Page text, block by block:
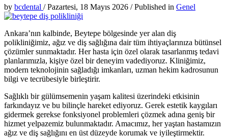
by bcdental /Pazartesi, 18 Mayıs 2026 /Published in Genel
Ankara’nın kalbinde, Beytepe bölgesinde yer alan diş
polikliniğimiz, ağız ve diş sağlığına dair tüm ihtiyaçlarınıza bütünsel
çözümler sunmaktadır. Her hasta için özel olarak tasarlanmış tedavi
planlarımızla, kişiye özel bir deneyim vadediyoruz. Kliniğimiz,
modern teknolojinin sağladığı imkanları, uzman hekim kadrosunun
bilgi ve tecrübesiyle birleştirir.
Sağlıklı bir gülümsemenin yaşam kalitesi üzerindeki etkisinin
farkındayız ve bu bilinçle hareket ediyoruz. Gerek estetik kaygıları
gidermek gerekse fonksiyonel problemleri çözmek adına geniş bir
hizmet yelpazemiz bulunmaktadır. Amacımız, her yaştan hastamızın
ağız ve diş sağlığını en üst düzeyde korumak ve iyileştirmektir.